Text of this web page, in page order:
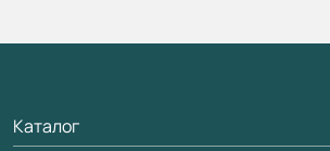
Каталог